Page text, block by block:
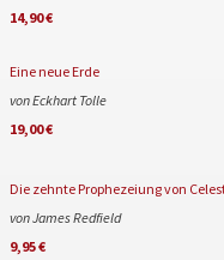
14,90 €
Eine neue Erde
von Eckhart Tolle
19,00 €
Die zehnte Prophezeiung von
von James Redfield
9,95 €